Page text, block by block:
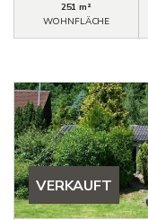
251 m²
WOHNFLÄCHE
VERKAUFT